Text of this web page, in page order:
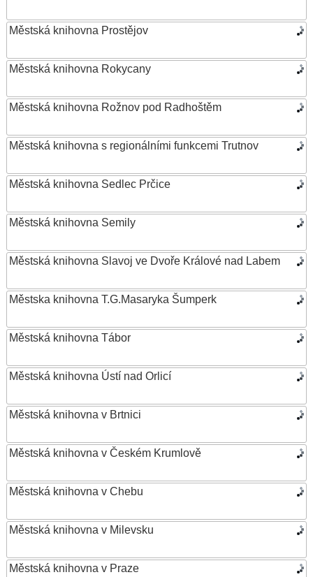
Městská knihovna Prostějov
Městská knihovna Rokycany
Městská knihovna Rožnov pod Radhoštěm
Městská knihovna s regionálními funkcemi Trutnov
Městská knihovna Sedlec Prčice
Městská knihovna Semily
Městská knihovna Slavoj ve Dvoře Králové nad Labem
Městska knihovna T.G.Masaryka Šumperk
Městská knihovna Tábor
Městská knihovna Ústí nad Orlicí
Městská knihovna v Brtnici
Městská knihovna v Českém Krumlově
Městská knihovna v Chebu
Městská knihovna v Milevsku
Městská knihovna v Praze